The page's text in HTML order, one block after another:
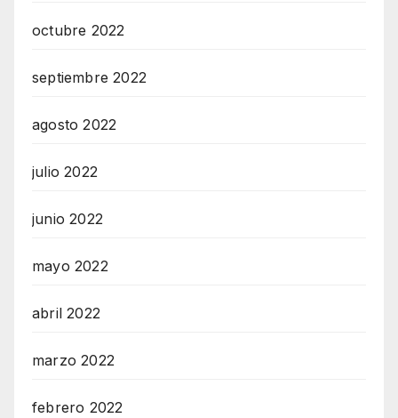
octubre 2022
septiembre 2022
agosto 2022
julio 2022
junio 2022
mayo 2022
abril 2022
marzo 2022
febrero 2022